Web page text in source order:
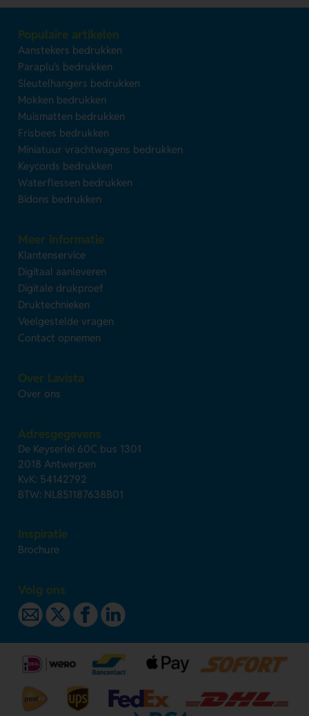
Populaire artikelen
Aanstekers bedrukken
Paraplu's bedrukken
Sleutelhangers bedrukken
Mokken bedrukken
Muismatten bedrukken
Frisbees bedrukken
Miniatuur vrachtwagens bedrukken
Keycords bedrukken
Waterflessen bedrukken
Bidons bedrukken
Meer informatie
Klantenservice
Digitaal aanleveren
Digitale drukproef
Druktechnieken
Veelgestelde vragen
Contact opnemen
Over Lavista
Over ons
Adresgegevens
De Keyserlei 60C bus 1301
2018 Antwerpen
KvK: 54142792
BTW: NL851187638B01
Inspiratie
Brochure
Volg ons